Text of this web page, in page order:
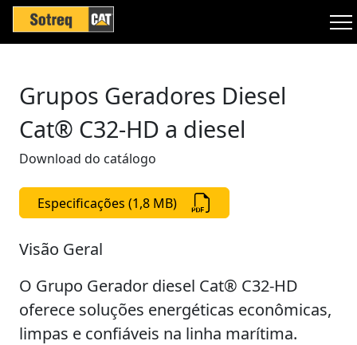
Grupos Geradores Diesel
Cat® C32-HD a diesel
Download do catálogo
Especificações (1,8 MB)
Visão Geral
O Grupo Gerador diesel Cat® C32-HD
oferece soluções energéticas econômicas,
limpas e confiáveis na linha marítima.